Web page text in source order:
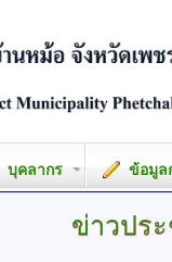
บุคลากร ข้อมูล
ข่าวปร